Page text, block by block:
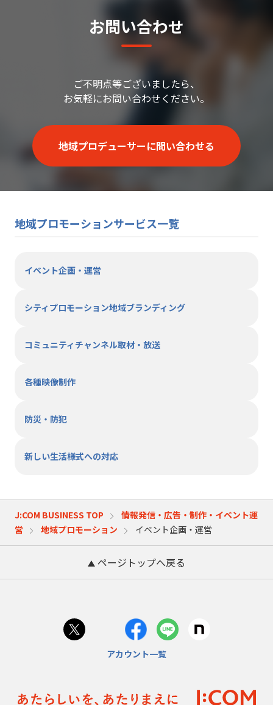
お問い合わせ
ご不明点等ございましたら、
お気軽にお問い合わせください。
地域プロデューサーに問い合わせる
地域プロモーションサービス一覧
イベント企画・運営
シティプロモーション地域ブランディング
コミュニティチャンネル取材・放送
各種映像制作
防災・防犯
新しい生活様式への対応
J:COM BUSINESS TOP
情報発信・広告・制作・イベント運
営
地域プロモーション イベント企画・運営
ページトップへ戻る
アカウント一覧